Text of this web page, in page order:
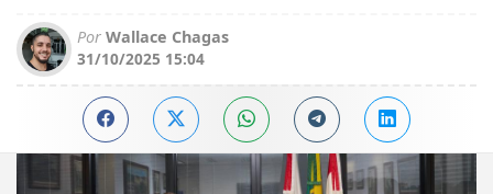
Por Wallace Chagas
31/10/2025 15:04